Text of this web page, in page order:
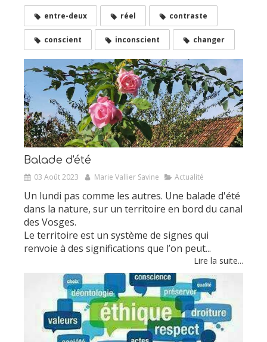
entre-deux réel contraste
conscient inconscient changer
Balade d'été
03 Août 2023 Marie Vallier Savine Actualité
Un lundi pas comme les autres. Une balade d'été
dans la nature, sur un territoire en bord du canal
des Vosges.
Le territoire est un système de signes qui
renvoie à des significations que l’on peut...
Lire la suite...